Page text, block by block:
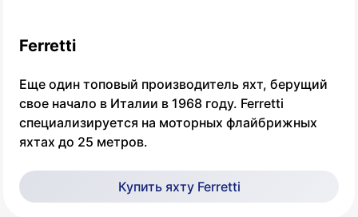
Ferretti
Еще один топовый производитель яхт, берущий
свое начало в Италии в 1968 году. Ferretti
специализируется на моторных флайбрижных
яхтах до 25 метров.
Купить яхту Ferretti